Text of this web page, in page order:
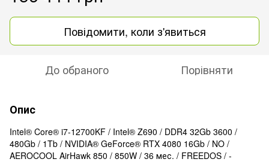
Повідомити, коли з'явиться
До обраного Порівняти
Опис
Intel® Core® i7-12700KF / Intel® Z690 / DDR4 32Gb 3600 /
480Gb / 1Tb / NVIDIA® GeForce® RTX 4080 16Gb / NO /
AEROCOOL AirHawk 850 / 850W / 36 мес. / FREEDOS / -